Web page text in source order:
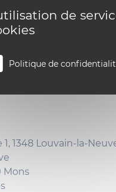
de
Politique de
1348 Louvain-la-
Mons